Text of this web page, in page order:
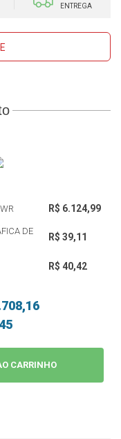
ENTREGA
R$ 6.124,99
DE
R$ 39,11
R$ 40,42
CARRINHO